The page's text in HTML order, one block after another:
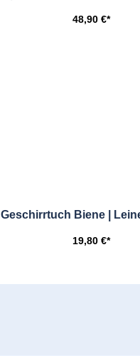
48,90 €*
Geschirrtuch Biene |
19,80 €*